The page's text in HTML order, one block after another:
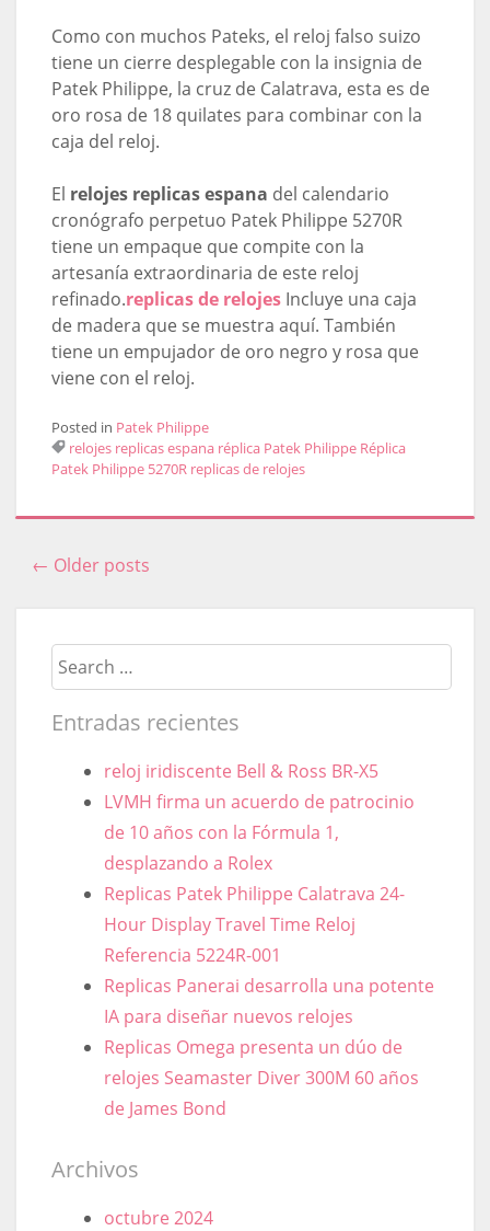
Como con muchos Pateks, el reloj falso suizo
tiene un cierre desplegable con la insignia de
Patek Philippe, la cruz de Calatrava, esta es de
oro rosa de 18 quilates para combinar con la
caja del reloj.
El relojes replicas espana del calendario
cronógrafo perpetuo Patek Philippe 5270R
tiene un empaque que compite con la
artesanía extraordinaria de este reloj
refinado.replicas de relojes Incluye una caja
de madera que se muestra aquí. También
tiene un empujador de oro negro y rosa que
viene con el reloj.
Posted in Patek Philippe
relojes replicas espana réplica Patek Philippe Réplica
Patek Philippe 5270R replicas de relojes
← Older posts
Search
Entradas recientes
reloj iridiscente Bell & Ross BR-X5
LVMH firma un acuerdo de patrocinio
de 10 años con la Fórmula 1,
desplazando a Rolex
Replicas Patek Philippe Calatrava 24-
Hour Display Travel Time Reloj
Referencia 5224R-001
Replicas Panerai desarrolla una potente
IA para diseñar nuevos relojes
Replicas Omega presenta un dúo de
relojes Seamaster Diver 300M 60 años
de James Bond
Archivos
octubre 2024